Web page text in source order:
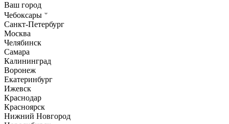
Ваш город
Чебоксары
Санкт-Петербург
Москва
Челябинск
Самара
Калининград
Воронеж
Екатеринбург
Ижевск
Краснодар
Красноярск
Нижний Новгород